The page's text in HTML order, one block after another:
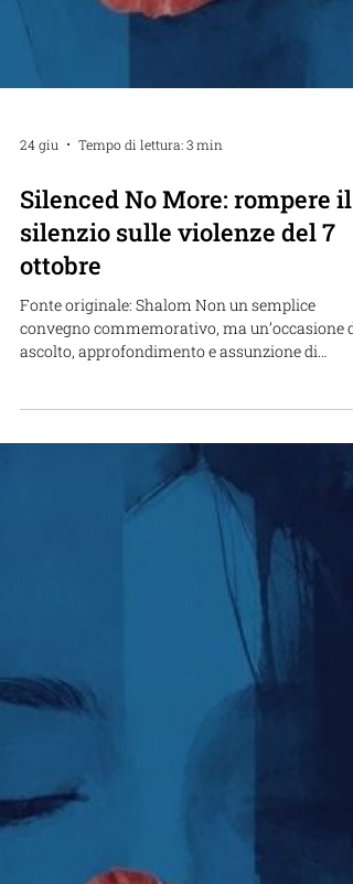
24 giu Tempo di lettura: 3 min
Silenced No More: rompere il
silenzio sulle violenze del 7
convegno commemorativo, ma un’occasione di
ascolto, approfondimento e assunzione di
responsabilità. Questo il filo conduttore di
“Silenced No More – Sexual Terror Unveiled”, il
webinar internazionale promosso da ADEI
l’Associazione Donne Ebree d’Italia, e nato dal
lavoro della Civil Commission on October 7
Crimes by Hamas against Women and
tenutosi il 23 giugno 2026. L’incontro ha avuto
come oggetto le violenze sessuali